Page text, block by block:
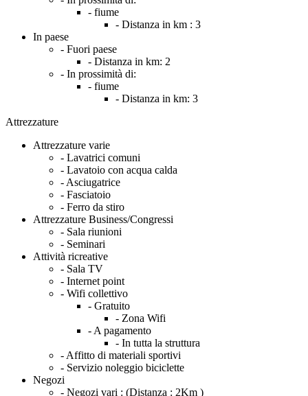
- fiume
- Distanza in km : 3
In paese
- Fuori paese
- Distanza in km: 2
- In prossimità di:
- fiume
- Distanza in km: 3
Attrezzature
Attrezzature varie
- Lavatrici comuni
- Lavatoio con acqua calda
- Asciugatrice
- Fasciatoio
- Ferro da stiro
Attrezzature Business/Congressi
- Sala riunioni
- Seminari
Attività ricreative
- Sala TV
- Internet point
- Wifi collettivo
- Gratuito
- Zona Wifi
- A pagamento
- In tutta la struttura
- Affitto di materiali sportivi
- Servizio noleggio biciclette
Negozi
- Negozi vari : (Distanza : 2Km )